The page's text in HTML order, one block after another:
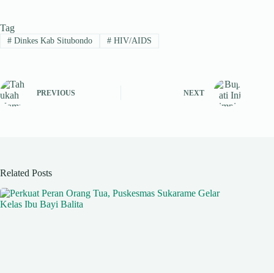
A a
ok
In
ds
Tag
#Dinkes Kab Situbondo #HIV/AIDS
PREVIOUS NEXT
Related Posts